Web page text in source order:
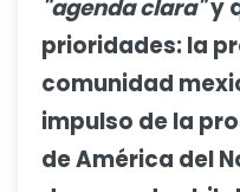
"agenda clara"y
prioridades: la
comunidad
impulso de la
de América del